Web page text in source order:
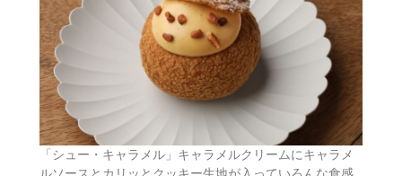
「シュー・キャラメル」キャラメルクリームにキャラメ